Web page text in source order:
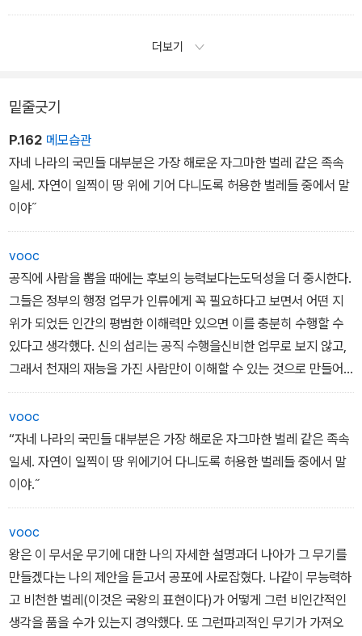
주장에 따르면, 담즙으로 인한 색깔을 제거하고, 냄새를 방출하고, 침
-「제3부 라퓨타(날아다니는 섬), 발니바비, 럭낵, 글럽덥드립, 일본
더보기
밑줄긋기
P.162 메모습관
자네 나라의 국민들 대부분은 가장 해로운 자그마한 벌레 같은 족속
일세. 자연이 일찍이 땅 위에 기어 다니도록 허용한 벌레들 중에서 말
이야˝
vooc
공직에 사람을 뽑을 때에는 후보의 능력보다는도덕성을 더 중시한다.
그들은 정부의 행정 업무가 인류에게 꼭 필요하다고 보면서 어떤 지
위가 되었든 인간의 평범한 이해력만 있으면 이를 충분히 수행할 수
있다고 생각했다. 신의 섭리는 공직 수행을신비한 업무로 보지 않고,
그래서 천재의 재능을 가진 사람만이 이해할 수 있는 것으로 만들어
놓지도 않았기 때문이다. 사실 천재는 한 시대에 세 명이 나올까 말까
다. 그들은 모든 사람이 진리, 정의, 절제 등의 미덕을 지킬 능력이 있
다고 보았다. 경험과좋은 의도의 도움을 받아가며 이런 미덕을 실천
하는 사람이라면, 누구라도 그 나라의 공직에 나설 수 있다.
vooc
“자네 나라의 국민들 대부분은 가장 해로운 자그마한 벌레 같은 족속
일세. 자연이 일찍이 땅 위에기어 다니도록 허용한 벌레들 중에서 말
이야.˝
vooc
왕은 이 무서운 무기에 대한 나의 자세한 설명과더 나아가 그 무기를
만들겠다는 나의 제안을 듣고서 공포에 사로잡혔다. 나같이 무능력하
고 비천한 벌레(이것은 국왕의 표현이다)가 어떻게 그런 비인간적인
생각을 품을 수가 있는지 경악했다. 또 그런파괴적인 무기가 가져오